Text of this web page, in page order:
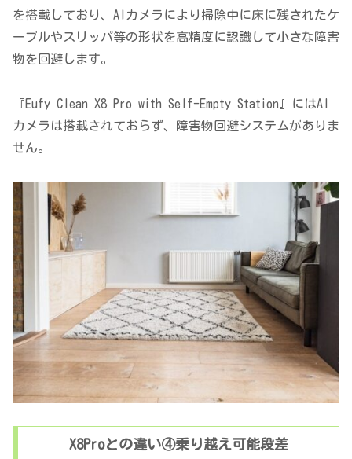
を搭載しており、AIカメラにより掃除中に床に残されたケ
ーブルやスリッパ等の形状を高精度に認識して小さな障害
物を回避します。
『Eufy Clean X8 Pro with Self-Empty Station』にはAI
カメラは搭載されておらず、障害物回避システムがありま
せん。
X8Proとの違い④乗り越え可能段差